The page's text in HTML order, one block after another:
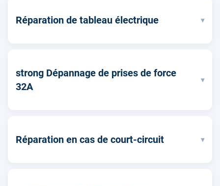
Réparation de tableau électrique ▾
strong Dépannage de prises de force
32A
▾
Réparation en cas de court-circuit ▾